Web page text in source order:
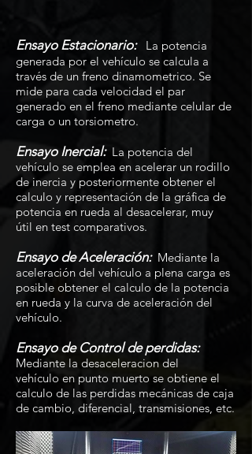
Ensayo Estacionario: La potencia
generada por el vehículo se calcula a
través de un freno dinamometrico. Se
mide para cada velocidad el par
generado en el freno mediante celular de
carga o un torsiometro.
Ensayo Inercial: La potencia del
vehículo se emplea en acelerar un rodillo
de inercia y posteriormente obtener el
calculo y representación de la gráfica de
potencia en rueda al desacelerar, muy
útil en test comparativos.
Ensayo deAceleración: Mediante la
aceleración del vehículo a plena carga es
posible obtener el calculo de la potencia
en rueda y la curva de aceleración del
vehículo.
Ensayo de Control de perdidas:
Mediante la desaceleracion del
vehículo en punto muerto se obtiene el
calculo de las perdidas mecánicas de caja
de cambio, diferencial, transmisiones, etc.